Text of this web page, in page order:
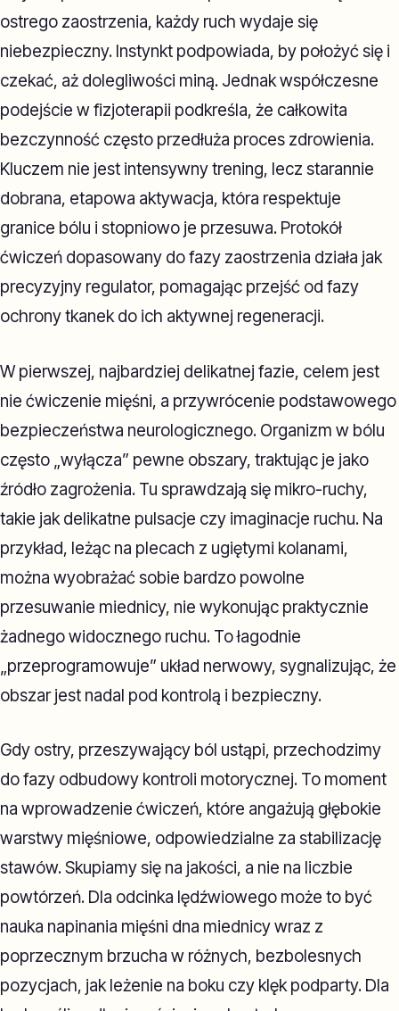
ostrego zaostrzenia, każdy ruch wydaje się
niebezpieczny. Instynkt podpowiada, by położyć się i
czekać, aż dolegliwości miną. Jednak współczesne
podejście w fizjoterapii podkreśla, że całkowita
bezczynność często przedłuża proces zdrowienia.
Kluczem nie jest intensywny trening, lecz starannie
dobrana, etapowa aktywacja, która respektuje
granice bólu i stopniowo je przesuwa. Protokół
ćwiczeń dopasowany do fazy zaostrzenia działa jak
precyzyjny regulator, pomagając przejść od fazy
ochrony tkanek do ich aktywnej regeneracji.
W pierwszej, najbardziej delikatnej fazie, celem jest
nie ćwiczenie mięśni, a przywrócenie podstawowego
bezpieczeństwa neurologicznego. Organizm w bólu
często „wyłącza” pewne obszary, traktując je jako
źródło zagrożenia. Tu sprawdzają się mikro-ruchy,
takie jak delikatne pulsacje czy imaginacje ruchu. Na
przykład, leżąc na plecach z ugiętymi kolanami,
można wyobrażać sobie bardzo powolne
przesuwanie miednicy, nie wykonując praktycznie
żadnego widocznego ruchu. To łagodnie
„przeprogramowuje” układ nerwowy, sygnalizując, że
obszar jest nadal pod kontrolą i bezpieczny.
Gdy ostry, przeszywający ból ustąpi, przechodzimy
do fazy odbudowy kontroli motorycznej. To moment
na wprowadzenie ćwiczeń, które angażują głębokie
warstwy mięśniowe, odpowiedzialne za stabilizację
stawów. Skupiamy się na jakości, a nie na liczbie
powtórzeń. Dla odcinka lędźwiowego może to być
nauka napinania mięśni dna miednicy wraz z
poprzecznym brzucha w różnych, bezbolesnych
pozycjach, jak leżenie na boku czy klęk podparty. Dla